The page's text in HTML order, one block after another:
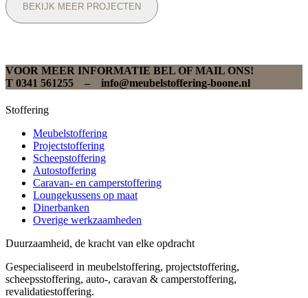
BEKIJK MEER PROJECTEN
VOOR MEER INFORMATIE BEL OF MAIL ONS!
T 0341 561255 – info@meubelstoffering-boone.nl
Stoffering
Meubelstoffering
Projectstoffering
Scheepstoffering
Autostoffering
Caravan- en camperstoffering
Loungekussens op maat
Dinerbanken
Overige werkzaamheden
Duurzaamheid, de kracht van elke opdracht
Gespecialiseerd in meubelstoffering, projectstoffering,
scheepsstoffering, auto-, caravan & camperstoffering,
revalidatiestoffering.